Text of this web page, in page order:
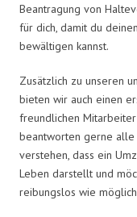
Beantragung von
für dich, damit du
bewältigen kannst.
Zusätzlich zu unseren
bieten wir auch einen
freundlichen
beantworten gerne alle
verstehen, dass ein
Leben darstellt und
reibungslos wie